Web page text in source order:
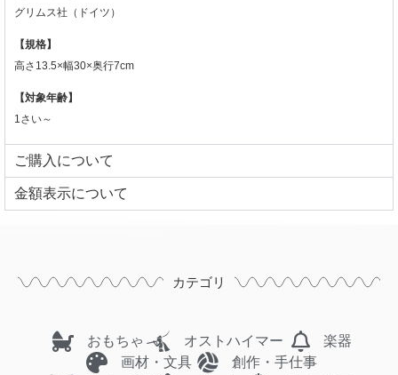
グリムス社（ドイツ）
【規格】
高さ13.5×幅30×奥行7cm
【対象年齢】
1さい～
ご購入について
⾦額表⽰について
カテゴリ
おもちゃ オストハイマー
楽器
画材・文具
創作・手仕事